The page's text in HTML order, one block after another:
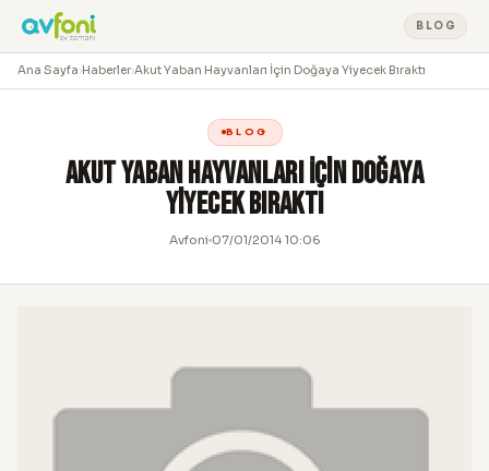
BLOG
Ana Sayfa›Haberler›Akut Yaban Hayvanları İçin Doğaya Yiyecek Bıraktı
BLOG
Akut Yaban Hayvanları İçin Doğaya
Yiyecek Bıraktı
Avfoni 07/01/2014 10:06